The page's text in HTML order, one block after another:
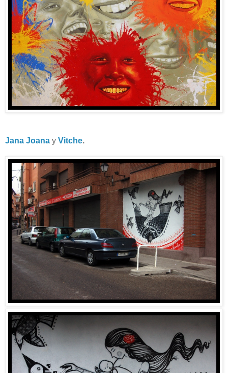
Jana Joana y Vitche.